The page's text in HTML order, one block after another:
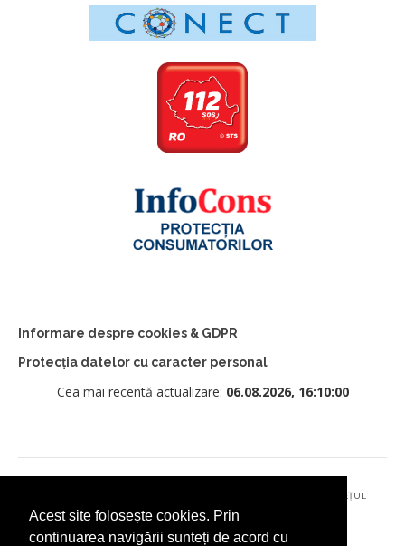
Acest site folosește cookies. Prin
continuarea navigării sunteți de acord cu
Informare despre cookies & GDPR
Protecția datelor cu caracter personal
Cea mai recentă actualizare: 06.08.2026, 16:10:00
© 2026 - PRIMĂRIA MUNICIPIULUI CÂMPULUNG MOLDOVENESC, JUDEȚUL
SUCEAVA